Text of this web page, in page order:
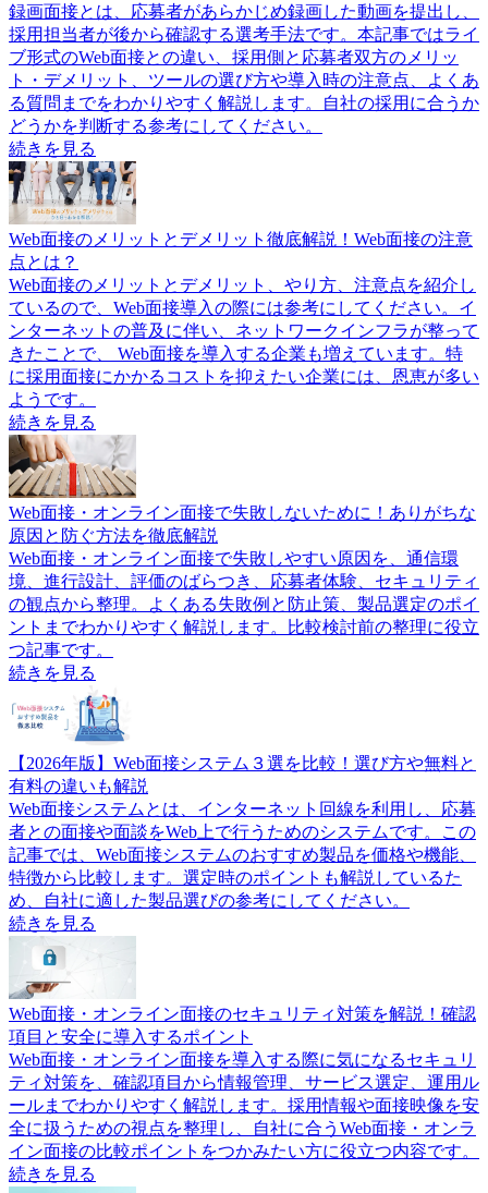
録画面接とは、応募者があらかじめ録画した動画を提出し、
採用担当者が後から確認する選考手法です。本記事ではライ
ブ形式のWeb面接との違い、採用側と応募者双方のメリッ
ト・デメリット、ツールの選び方や導入時の注意点、よくあ
る質問までをわかりやすく解説します。自社の採用に合うか
どうかを判断する参考にしてください。
続きを見る
Web面接のメリットとデメリット徹底解説！Web面接の注意
点とは？
Web面接のメリットとデメリット、やり方、注意点を紹介し
ているので、Web面接導入の際には参考にしてください。イ
ンターネットの普及に伴い、ネットワークインフラが整って
きたことで、 Web面接を導入する企業も増えています。特
に採用面接にかかるコストを抑えたい企業には、恩恵が多い
ようです。
続きを見る
Web面接・オンライン面接で失敗しないために！ありがちな
原因と防ぐ方法を徹底解説
Web面接・オンライン面接で失敗しやすい原因を、通信環
境、進行設計、評価のばらつき、応募者体験、セキュリティ
の観点から整理。よくある失敗例と防止策、製品選定のポイ
ントまでわかりやすく解説します。比較検討前の整理に役立
つ記事です。
続きを見る
【2026年版】Web面接システム３選を比較！選び方や無料と
有料の違いも解説
Web面接システムとは、インターネット回線を利用し、応募
者との面接や面談をWeb上で行うためのシステムです。この
記事では、Web面接システムのおすすめ製品を価格や機能、
特徴から比較します。選定時のポイントも解説しているた
め、自社に適した製品選びの参考にしてください。
続きを見る
Web面接・オンライン面接のセキュリティ対策を解説！確認
項目と安全に導入するポイント
Web面接・オンライン面接を導入する際に気になるセキュリ
ティ対策を、確認項目から情報管理、サービス選定、運用ル
ールまでわかりやすく解説します。採用情報や面接映像を安
全に扱うための視点を整理し、自社に合うWeb面接・オンラ
イン面接の比較ポイントをつかみたい方に役立つ内容です。
続きを見る